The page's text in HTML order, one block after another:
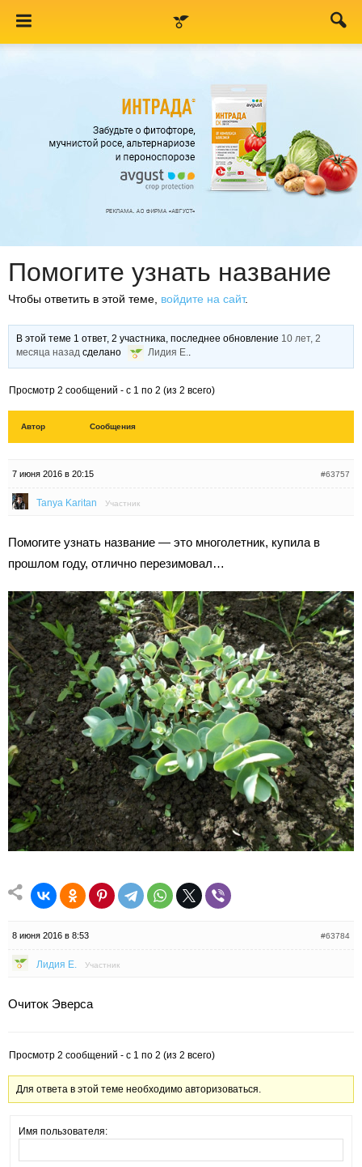
Помогите узнать название
Чтобы ответить в этой теме, войдите на сайт.
В этой теме 1 ответ, 2 участника, последнее обновление 10 лет, 2
месяца назад сделано Лидия Е..
Просмотр 2 сообщений - с 1 по 2 (из 2 всего)
Автор Сообщения
7 июня 2016 в 20:15 #63757
Tanya Karitan Участник
Помогите узнать название — это многолетник, купила в
прошлом году, отлично перезимовал…
8 июня 2016 в 8:53 #63784
Лидия Е. Участник
Очиток Эверса
Просмотр 2 сообщений - с 1 по 2 (из 2 всего)
Для ответа в этой теме необходимо авторизоваться.
Имя пользователя: